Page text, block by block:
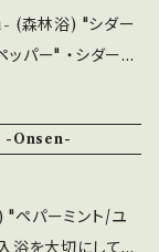
りを合わせて選
着いた空間を作り
＝約700プッ
シンプルなデザイ
また、emotional
各種と香りを合
(森林浴) "シダー
ッパー" ・シダーウ
さらにフレッシュ
しみいただけま
香りの魅力を感じ
100ml＝約700プ
-Onsen-
"ペパーミント/ユ
浴を大切にしてい